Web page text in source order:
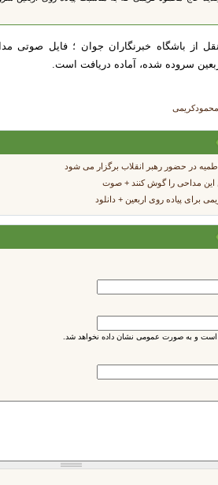
از باشگاه خبرنگاران جوان ؛ فایل صوتی
سروده شده، آماده دریافت است.
محمودکریمی
در حضور رهبر انقلاب برگزار می شود
این مداحی را گوش کنند + صوت
برای پیاده روی اربعین + دانلود
و به صورت عمومی نشان داده نخواهد شد.